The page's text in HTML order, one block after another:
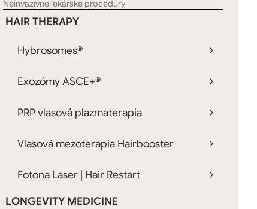
Neinvazívne lekárske procedúry
HAIR THERAPY
Hybrosomes®
Exozómy ASCE+®
PRP vlasová plazmaterapia
Vlasová mezoterapia Hairbooster
Fotona Laser | Hair Restart
LONGEVITY MEDICINE